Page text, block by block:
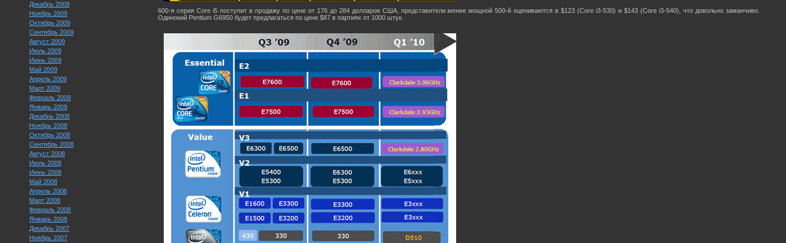
Декабрь 2009
Ноябрь 2009
Октябрь 2009
Сентябрь 2009
Август 2009
Июль 2009
Июнь 2009
Май 2009
Апрель 2009
Март 2009
Февраль 2009
Январь 2009
Декабрь 2008
Ноябрь 2008
Октябрь 2008
Сентябрь 2008
Август 2008
Июль 2008
Июнь 2008
Май 2008
Апрель 2008
Март 2008
Февраль 2008
Январь 2008
Декабрь 2007
Ноябрь 2007
600-я серия Core i5 поступит в продажу по цене от 176 до 284 долларов США, представители менее мощной 500-й оцениваются в $123 (Core i3-530) и $143 (Core i3-540), что довольно заманчиво.
Одинокий Pentium G6950 будет предлагаться по цене $87 в партиях от 1000 штук.